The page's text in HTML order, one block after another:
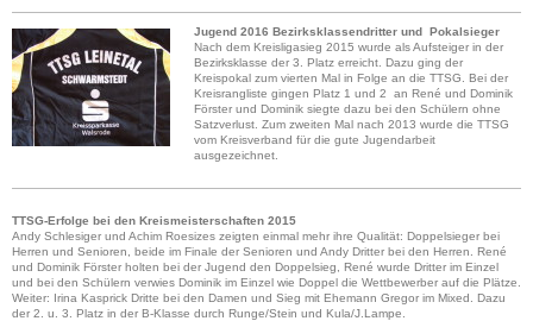
Jugend 2016 Bezirksklassendritter und Pokalsieger
Nach dem Kreisligasieg 2015 wurde als Aufsteiger in der
Bezirksklasse der 3. Platz erreicht. Dazu ging der
Kreispokal zum vierten Mal in Folge an die TTSG. Bei der
Kreisrangliste gingen Platz 1 und 2 an René und Dominik
Förster und Dominik siegte dazu bei den Schülern ohne
Satzverlust. Zum zweiten Mal nach 2013 wurde die TTSG
vom Kreisverband für die gute Jugendarbeit
ausgezeichnet.
TTSG-Erfolge bei den Kreismeisterschaften 2015
Andy Schlesiger und Achim Roesizes zeigten einmal mehr ihre Qualität: Doppelsieger bei
Herren und Senioren, beide im Finale der Senioren und Andy Dritter bei den Herren. René
und Dominik Förster holten bei der Jugend den Doppelsieg, René wurde Dritter im Einzel
und bei den Schülern verwies Dominik im Einzel wie Doppel die Wettbewerber auf die Plätze.
Weiter: Irina Kasprick Dritte bei den Damen und Sieg mit Ehemann Gregor im Mixed. Dazu
der 2. u. 3. Platz in der B-Klasse durch Runge/Stein und Kula/J.Lampe.